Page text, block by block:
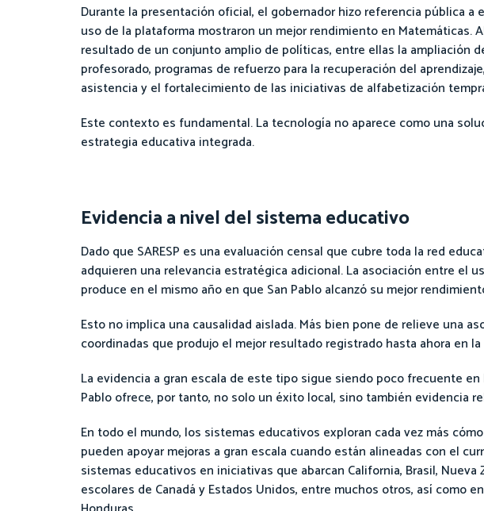
Durante la presentación oficial, el gobernador hizo referencia pública
uso de la plataforma mostraron un mejor rendimiento en
resultado de un conjunto amplio de políticas, entre ellas la ampliación
profesorado, programas de refuerzo para la recuperación del
asistencia y el fortalecimiento de las iniciativas de alfabetización
Este contexto es fundamental. La tecnología no aparece como una
estrategia educativa integrada.
Evidencia a nivel del sistema educativo
Dado que SARESP es una evaluación censal que cubre toda la red
adquieren una relevancia estratégica adicional. La asociación entre el
produce en el mismo año en que San Pablo alcanzó su mejor
Esto no implica una causalidad aislada. Más bien pone de relieve una
coordinadas que produjo el mejor resultado registrado hasta ahora en
La evidencia a gran escala de este tipo sigue siendo poco frecuente
Pablo ofrece, por tanto, no solo un éxito local, sino también evidencia
En todo el mundo, los sistemas educativos exploran cada vez más
pueden apoyar mejoras a gran escala cuando están alineadas con el
sistemas educativos en iniciativas que abarcan California, Brasil,
escolares de Canadá y Estados Unidos, entre muchos otros, así como